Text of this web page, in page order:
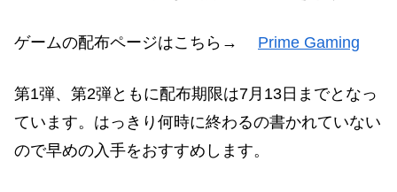
ゲームの配布ページはこちら→ Prime Gaming
第1弾、第2弾ともに配布期限は7月13日までとなっ
ています。はっきり何時に終わるの書かれていない
ので早めの入手をおすすめします。